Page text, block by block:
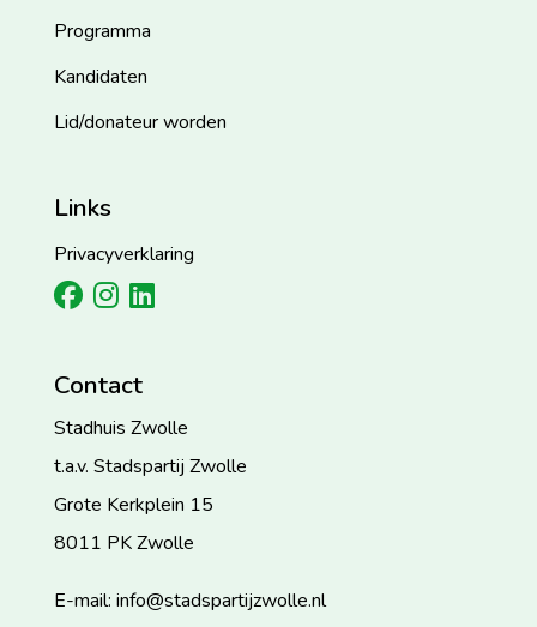
Programma
Kandidaten
Lid/donateur worden
Links
Privacyverklaring
Contact
Stadhuis Zwolle
t.a.v. Stadspartij Zwolle
Grote Kerkplein 15
8011 PK Zwolle
E-mail: info@stadspartijzwolle.nl